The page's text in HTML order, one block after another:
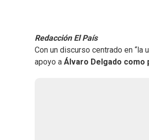
Redacción El País
Con un discurso centrado en “la
apoyo a Álvaro Delgado como